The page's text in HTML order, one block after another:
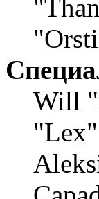
Will